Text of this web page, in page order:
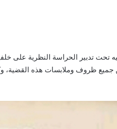
تحت تدبير الحراسة النظرية على
جميع ظروف وملابسات هذه القضية،